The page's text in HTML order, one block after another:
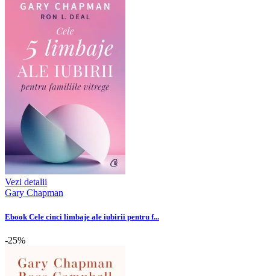
Vezi detalii
Gary Chapman
Ebook Cele cinci limbaje ale iubirii pentru f...
-25%